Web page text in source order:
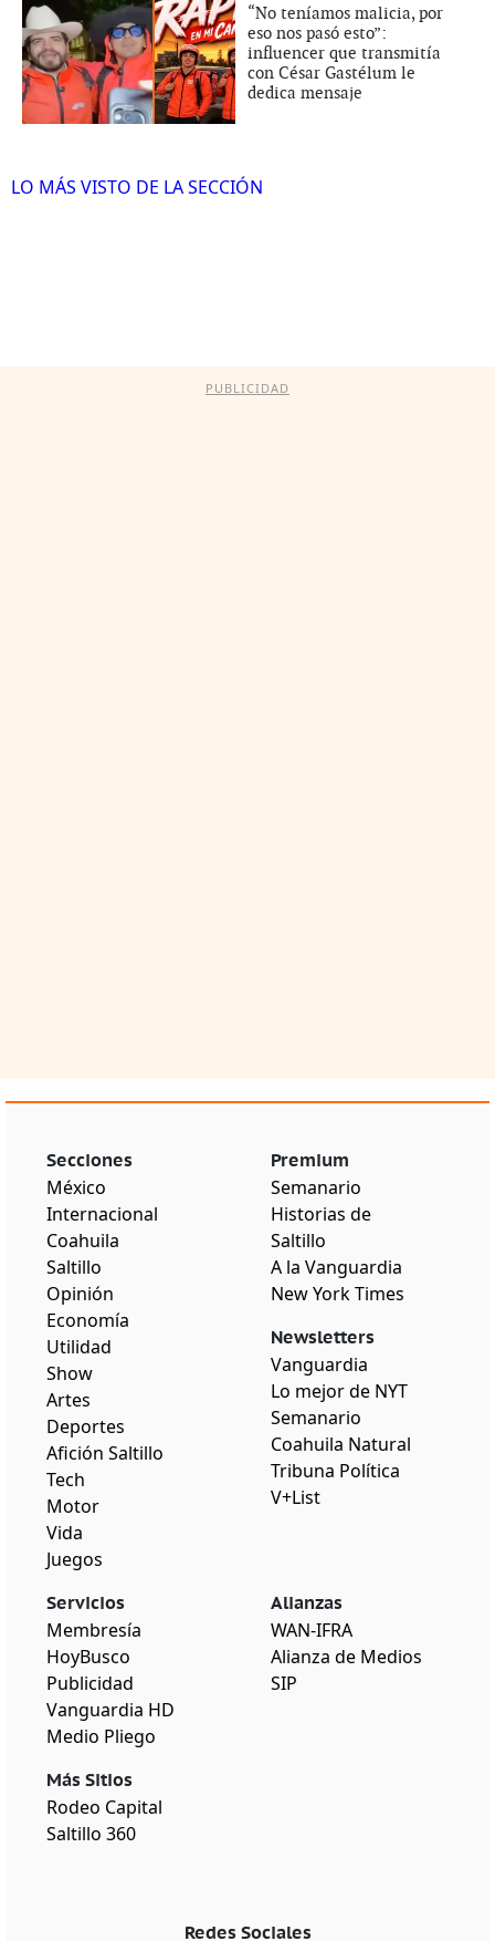
“No teníamos malicia, por
eso nos pasó esto”:
influencer que transmitía
con César Gastélum le
dedica mensaje
LO MÁS VISTO DE LA SECCIÓN
PUBLICIDAD
Secciones
México
Internacional
Coahuila
Saltillo
Opinión
Economía
Utilidad
Show
Artes
Deportes
Afición Saltillo
Tech
Motor
Vida
Juegos
Premium
Semanario
Historias de
Saltillo
A la Vanguardia
New York Times
Newsletters
Vanguardia
Lo mejor de NYT
Semanario
Coahuila Natural
Tribuna Política
V+List
Servicios
Membresía
HoyBusco
Publicidad
Vanguardia HD
Medio Pliego
Más Sitios
Rodeo Capital
Saltillo 360
Alianzas
WAN-IFRA
Alianza de Medios
SIP
Redes Sociales